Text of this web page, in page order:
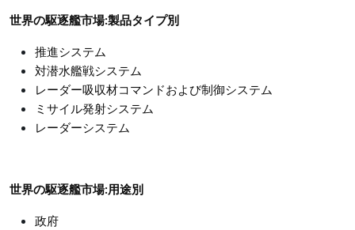
世界の駆逐艦市場:製品タイプ別
推進システム
対潜水艦戦システム
レーダー吸収材コマンドおよび制御システム
ミサイル発射システム
レーダーシステム
世界の駆逐艦市場:用途別
政府